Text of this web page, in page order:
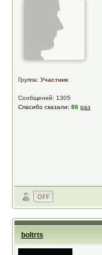
Группа: Участник
Сообщений: 1305
Спасибо сказали: 86 раз
boltrts